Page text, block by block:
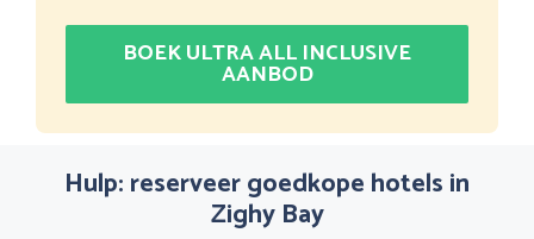
BOEK ULTRA ALL INCLUSIVE
AANBOD
Hulp: reserveer goedkope hotels in
Zighy Bay